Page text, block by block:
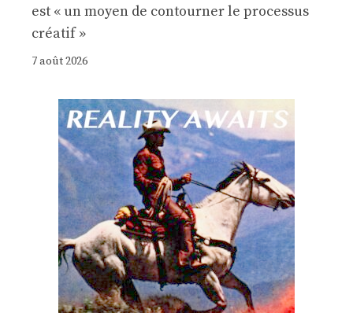
est « un moyen de contourner le processus
créatif »
7 août 2026